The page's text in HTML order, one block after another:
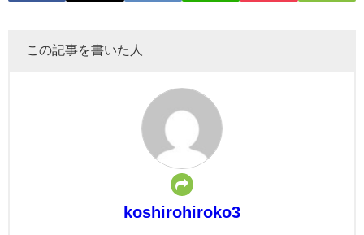
この記事を書いた人
koshirohiroko3